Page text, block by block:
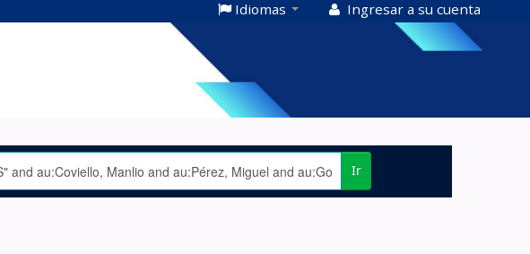
Idiomas Ingresar a su cuenta
Ir